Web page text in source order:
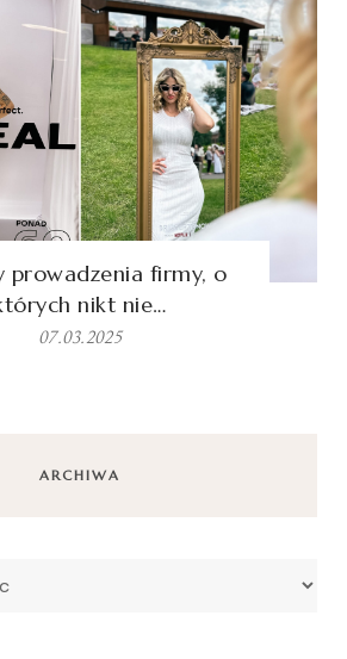
prowadzenia firmy, o
nikt nie…
07.03.2025
ARCHIWA